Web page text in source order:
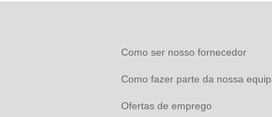
Como ser nosso fornecedor
Como fazer parte da nossa
Ofertas de emprego